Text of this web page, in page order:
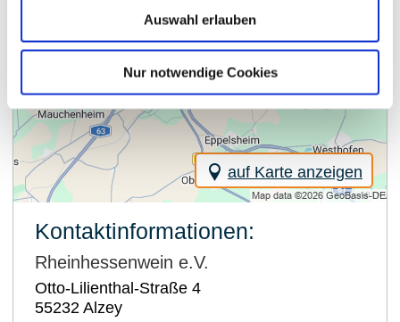
Auswahl erlauben
Nur notwendige Cookies
auf Karte anzeigen
Kontaktinformationen:
Rheinhessenwein e.V.
Otto-Lilienthal-Straße 4
55232 Alzey